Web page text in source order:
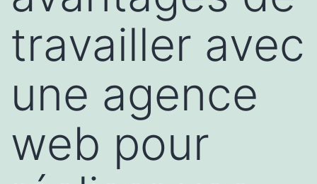
travailler avec
une agence
web pour